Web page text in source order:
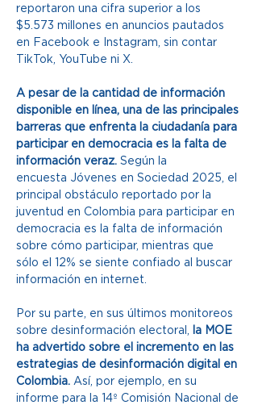
reportaron una cifra superior a los
$5.573 millones en anuncios pautados
en Facebook e Instagram, sin contar
TikTok, YouTube ni X.
A pesar de la cantidad de información
disponible en línea, una de las principales
barreras que enfrenta la ciudadanía para
participar en democracia es la falta de
información veraz. Según la
encuesta Jóvenes en Sociedad 2025, el
principal obstáculo reportado por la
juventud en Colombia para participar en
democracia es la falta de información
sobre cómo participar, mientras que
sólo el 12% se siente confiado al buscar
información en internet.
Por su parte, en sus últimos monitoreos
sobre desinformación electoral,
la MOE
ha advertido sobre el incremento en las
estrategias de desinformación digital en
Colombia. Así, por ejemplo, en su
informe para la 14º Comisión Nacional de